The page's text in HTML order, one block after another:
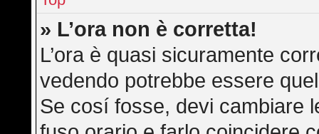
» L’ora non è corretta!
L’ora è quasi sicuramente
vedendo potrebbe essere
Se cosí fosse, devi cambiare